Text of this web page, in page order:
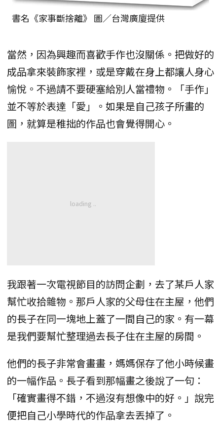
書名《家事斷捨離》 圖／台灣廣廈提供
當然，因為興趣而喜歡手作也沒關係。把做好的
成品拿來裝飾家裡，或是穿戴在身上都讓人身心
愉悅。不過請不要硬塞給別人當禮物。「手作」
並不等於表達「愛」。如果是自己孩子所畫的
圖，就算是稚拙的作品也會覺得開心。
我跟著一次電視節目的訪問企劃，去了某戶人家
幫忙收拾雜物。那戶人家的父母住在主屋，他們
的長子在同一塊地上蓋了一間自己的家。有一幕
是我們要幫忙整理過去長子住在主屋的房間。
他們的長子非常會畫畫，媽媽保存了他小時候畫
的一幅作品。長子看到那幅畫之後說了一句：
「確實畫得不錯，不過沒有想像中的好。」說完
便把自己小學時代的作品拿去丟掉了。